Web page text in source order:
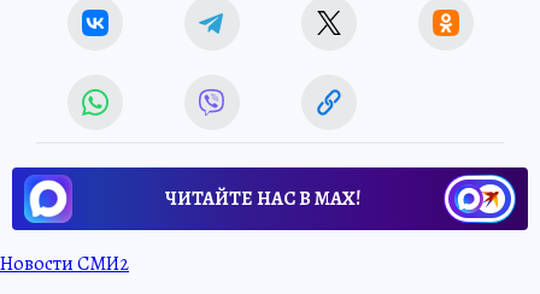
ЧИТАЙТЕ НАС В МАХ!
Новости СМИ2